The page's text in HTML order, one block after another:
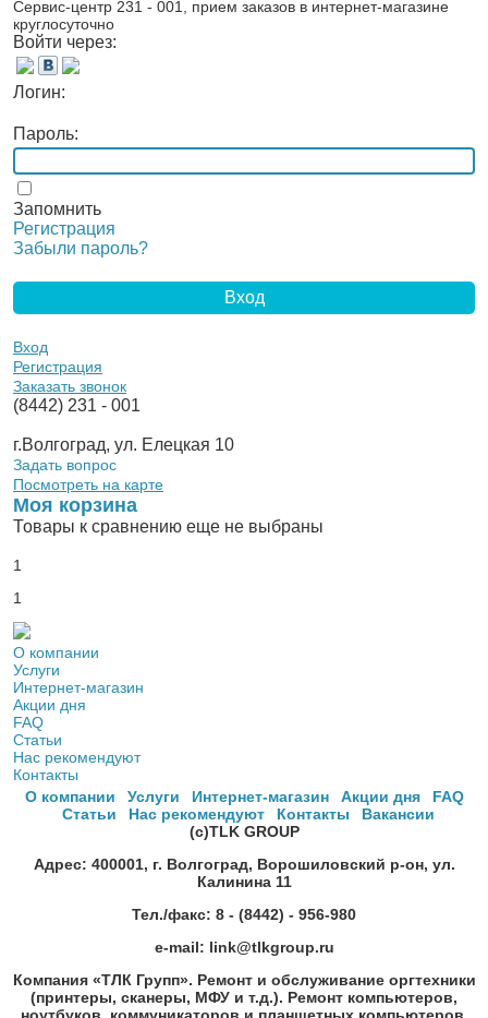
Сервис-центр 231 - 001, прием заказов в интернет-магазине
круглосуточно
Войти через:
Логин:
Пароль:
Запомнить
Регистрация
Забыли пароль?
Вход
Регистрация
Заказать звонок
(8442) 231 - 001
г.Волгоград, ул. Елецкая 10
Задать вопрос
Посмотреть на карте
Моя корзина
Товары к сравнению еще не выбраны
1
1
О компании
Услуги
Интернет-магазин
Акции дня
FAQ
Статьи
Нас рекомендуют
Контакты
О компании
Услуги Интернет-магазин Акции дня
FAQ
Статьи
Нас рекомендуют Контакты
Вакансии
(c)TLK GROUP
Адрес: 400001, г. Волгоград, Ворошиловский р-он, ул.
Калинина 11
Тел./факс: 8 - (8442) - 956-980
e-mail: link@tlkgroup.ru
Компания «ТЛК Групп». Ремонт и обслуживание оргтехники
(принтеры, сканеры, МФУ и т.д.). Ремонт компьютеров,
ноутбуков, коммуникаторов и планшетных компьютеров.